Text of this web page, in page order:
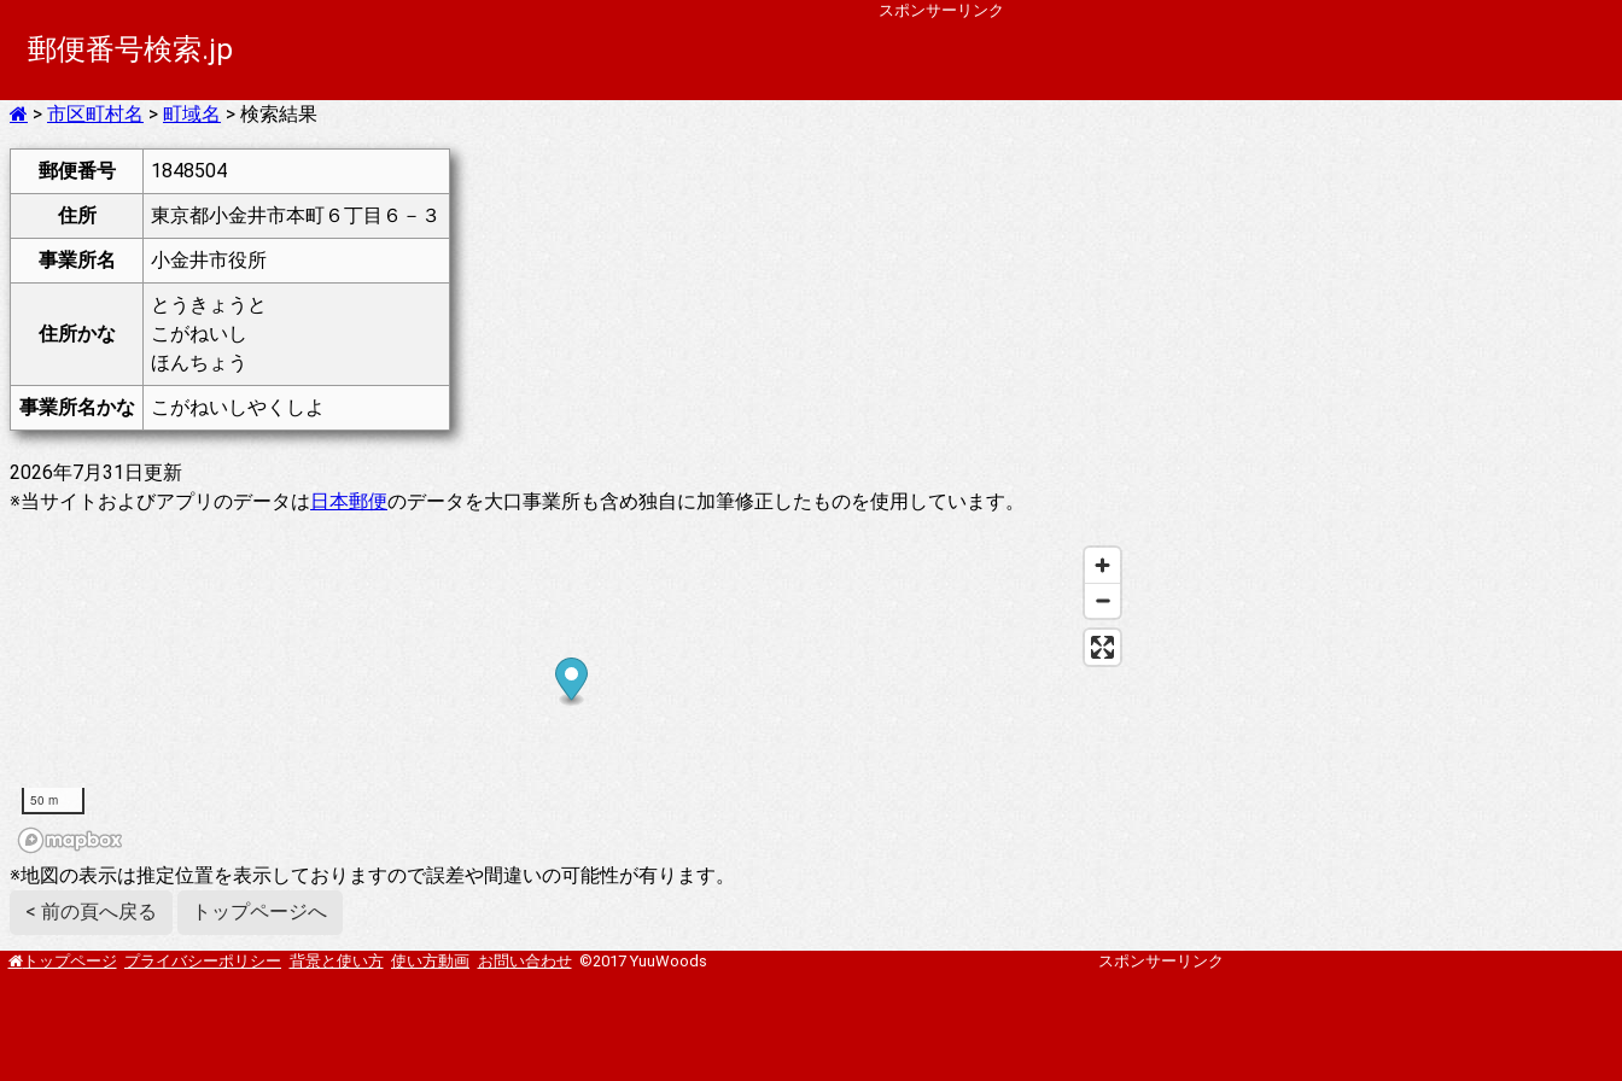
郵便番号検索.jp
スポンサーリンク
> 市区町村名 > 町域名 > 検索結果
郵便番号
1848504
住所
東京都小金井市本町６丁目６－３
事業所名
小金井市役所
住所かな
とうきょうと
こがねいし
ほんちょう
事業所名かな
こがねいしやくしよ
2026年7月31日更新
※当サイトおよびアプリのデータは日本郵便のデータを大口事業所も含め独自に加筆修正したものを使用しています。
50 m
※地図の表示は推定位置を表示しておりますので誤差や間違いの可能性が有ります。
< 前の頁へ戻る
トップページへ
トップページ プライバシーポリシー 背景と使い方 使い方動画 お問い合わせ ©2017 YuuWoods スポンサーリンク